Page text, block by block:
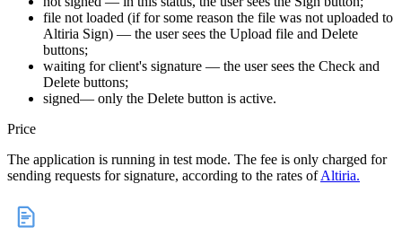
file not loaded (if for some reason the file was not uploaded to
Altiria Sign) — the user sees the Upload file and Delete
buttons;
waiting for client's signature — the user sees the Check and
Delete buttons;
signed— only the Delete button is active.
Price
The application is running in test mode. The fee is only charged for
sending requests for signature, according to the rates ofAltiria.